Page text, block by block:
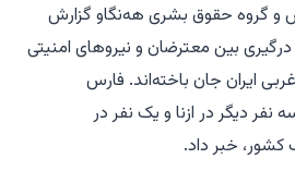
و گروه حقوق بشری هه‌نگاو گزارش
بین معترضان و نیروهای امنیتی
ایران جان باخته‌اند. فارس
دیگر در ازنا و یک نفر در
خبر داد.